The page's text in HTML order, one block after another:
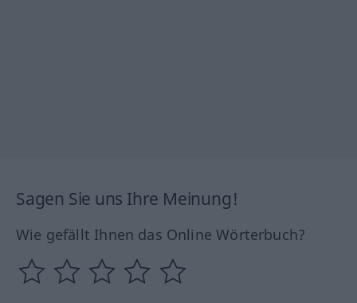
Sagen Sie uns Ihre Meinung!
Wie gefällt Ihnen das Online Wörterbuch?